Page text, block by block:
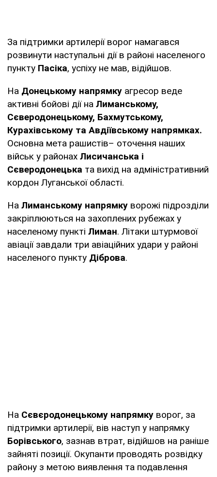
За підтримки артилерії ворог намагався
розвинути наступальні дії в районі населеного
пункту Пасіка, успіху не мав, відійшов.
На Донецькому напрямку агресор веде
активні бойові дії на Лиманському,
Сєверодонецькому, Бахмутському,
Курахівському та Авдіївському напрямках.
Основна мета рашистів– оточення наших
військ у районах Лисичанська і
Сєверодонецька та вихід на адміністративний
кордон Луганської області.
На Лиманському напрямку ворожі підрозділи
закріплюються на захоплених рубежах у
населеному пункті Лиман. Літаки штурмової
авіації завдали три авіаційних удари у районі
населеного пункту Діброва.
На Сєвєродонецькому напрямку ворог, за
підтримки артилерії, вів наступ у напрямку
Борівського, зазнав втрат, відійшов на раніше
зайняті позиції. Окупанти проводять розвідку
району з метою виявлення та подавлення